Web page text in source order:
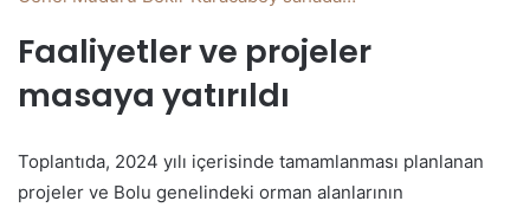
Faaliyetler ve projeler
masaya yatırıldı
Toplantıda, 2024 yılı içerisinde tamamlanması planlanan
projeler ve Bolu genelindeki orman alanlarının